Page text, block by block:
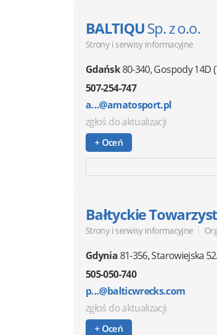
BALTIQUSp. z o.o.
Strony i serwisy informacyjne
Gdańsk80-340,Gospody 14D
507-254-747
a...@amatosport.pl
zgłoś do aktualizacji
+ Oceń
Bałtyckie
Strony i serwisy informacyjne |
Gdynia81-356,Starowiejska
505-050-740
p...@balticwrecks.com
zgłoś do aktualizacji
+ Oceń